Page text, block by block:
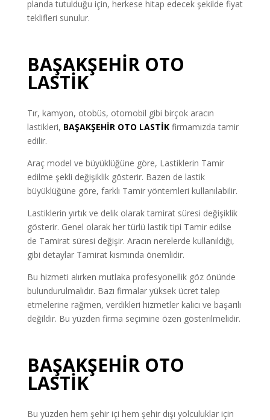
planda tutulduğu için, herkese hitap edecek şekilde fiyat
teklifleri sunulur.
BAŞAKŞEHİR OTO
LASTİK
Tır, kamyon, otobüs, otomobil gibi birçok aracın
lastikleri, BAŞAKŞEHİR OTO LASTİK firmamızda tamir
edilir.
Araç model ve büyüklüğüne göre, Lastiklerin Tamir
edilme şekli değişiklik gösterir. Bazen de lastik
büyüklüğüne göre, farklı Tamir yöntemleri kullanılabilir.
Lastiklerin yırtık ve delik olarak tamirat süresi değişiklik
gösterir. Genel olarak her türlü lastik tipi Tamir edilse
de Tamirat süresi değişir. Aracın nerelerde kullanıldığı,
gibi detaylar Tamirat kısmında önemlidir.
Bu hizmeti alırken mutlaka profesyonellik göz önünde
bulundurulmalıdır. Bazı firmalar yüksek ücret talep
etmelerine rağmen, verdikleri hizmetler kalıcı ve başarılı
değildir. Bu yüzden firma seçimine özen gösterilmelidir.
BAŞAKŞEHİR OTO
LASTİK
Bu yüzden hem şehir içi hem şehir dışı yolculuklar için